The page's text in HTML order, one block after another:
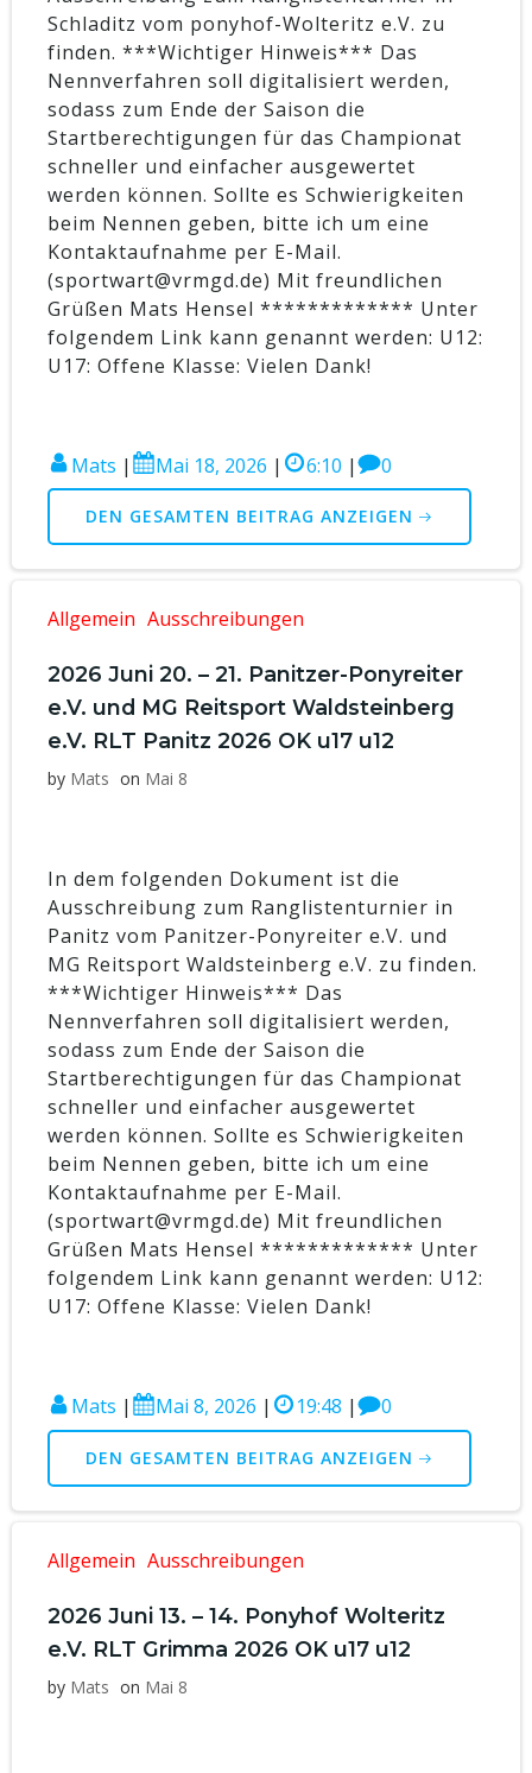
Schladitz vom ponyhof-Wolteritz e.V. zu
finden. ***Wichtiger Hinweis*** Das
Nennverfahren soll digitalisiert werden,
sodass zum Ende der Saison die
Startberechtigungen für das Championat
schneller und einfacher ausgewertet
werden können. Sollte es Schwierigkeiten
beim Nennen geben, bitte ich um eine
Kontaktaufnahme per E-Mail.
(sportwart@vrmgd.de) Mit freundlichen
Grüßen Mats Hensel ************* Unter
folgendem Link kann genannt werden: U12:
U17: Offene Klasse: Vielen Dank!
Mats | Mai 18, 2026 | 6:10 | 0
DEN GESAMTEN BEITRAG ANZEIGEN
Allgemein Ausschreibungen
2026 Juni 20. – 21. Panitzer-Ponyreiter
e.V. und MG Reitsport Waldsteinberg
e.V. RLT Panitz 2026 OK u17 u12
by Mats on Mai 8
In dem folgenden Dokument ist die
Ausschreibung zum Ranglistenturnier in
Panitz vom Panitzer-Ponyreiter e.V. und
MG Reitsport Waldsteinberg e.V. zu finden.
***Wichtiger Hinweis*** Das
Nennverfahren soll digitalisiert werden,
sodass zum Ende der Saison die
Startberechtigungen für das Championat
schneller und einfacher ausgewertet
werden können. Sollte es Schwierigkeiten
beim Nennen geben, bitte ich um eine
Kontaktaufnahme per E-Mail.
(sportwart@vrmgd.de) Mit freundlichen
Grüßen Mats Hensel ************* Unter
folgendem Link kann genannt werden: U12:
U17: Offene Klasse: Vielen Dank!
Mats | Mai 8, 2026 | 19:48 | 0
DEN GESAMTEN BEITRAG ANZEIGEN
Allgemein Ausschreibungen
2026 Juni 13. – 14. Ponyhof Wolteritz
e.V. RLT Grimma 2026 OK u17 u12
by Mats on Mai 8